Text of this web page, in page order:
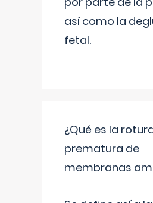
así como la
fetal.
¿Qué es la
prematura de
membranas